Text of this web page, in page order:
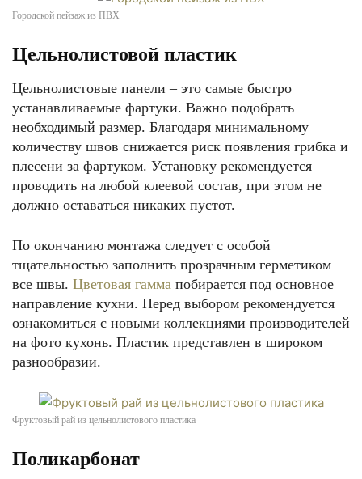
Городской пейзаж из ПВХ
Цельнолистовой пластик
Цельнолистовые панели – это самые быстро
устанавливаемые фартуки. Важно подобрать
необходимый размер. Благодаря минимальному
количеству швов снижается риск появления грибка и
плесени за фартуком. Установку рекомендуется
проводить на любой клеевой состав, при этом не
должно оставаться никаких пустот.
По окончанию монтажа следует с особой
тщательностью заполнить прозрачным герметиком
все швы. Цветовая гамма побирается под основное
направление кухни. Перед выбором рекомендуется
ознакомиться с новыми коллекциями производителей
на фото кухонь. Пластик представлен в широком
разнообразии.
Фруктовый рай из цельнолистового пластика
Поликарбонат